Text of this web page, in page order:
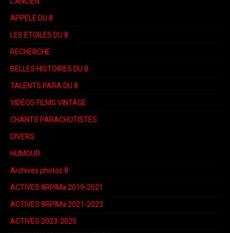
APPELE DU 8
LES ETOILES DU 8
RECHERCHE
BELLES HISTOIRES DU 8
TALENTS PARA DU 8
VIDÉOS FILMS VINTAGE
CHANTS PARACHUTISTES
DIVERS
HUMOUR
Archives photos 8
ACTIVES 8RPIMa 2019-2021
ACTIVES 8RPIMa 2021-2023
ACTIVES 2023-2025